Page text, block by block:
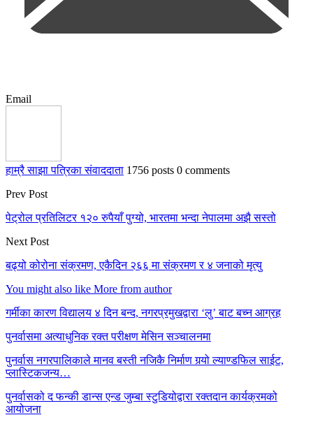
Email
हाम्रै साझा पत्रिका संवाददाता 1756 posts 0 comments
Prev Post
पेट्रोल प्रतिलिटर १२० रुपैयाँ पुग्यो, भारतमा भन्दा नेपालमा अझै सस्तो
Next Post
बढ्यो कोरोना संक्रमण, एकैदिन २६६ मा संक्रमण र ४ जनाको मृत्यु
You might also like More from author
गर्मीका कारण विद्यालय ४ दिन बन्द, नगरप्रमुखद्वारा ‘लु’ बाट बच्न आग्रह
पुनर्वासमा अत्याधुनिक रक्त परीक्षण मेसिन सञ्चालनमा
पुनर्वास नगरपालिकाले मानव बस्ती नजिकै निर्माण गर्‍यो ल्याण्डफिल साईट,
प्लास्टिकजन्य…
पुनर्वासको द फन्की डान्स एन्ड जुम्बा स्टुडियोद्वारा रक्तदान कार्यक्रमको
आयोजना